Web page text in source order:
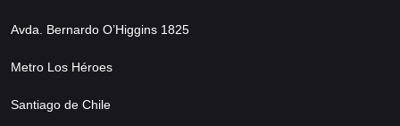
Avda. Bernardo O’Higgins 1825
Metro Los Héroes
Santiago de Chile